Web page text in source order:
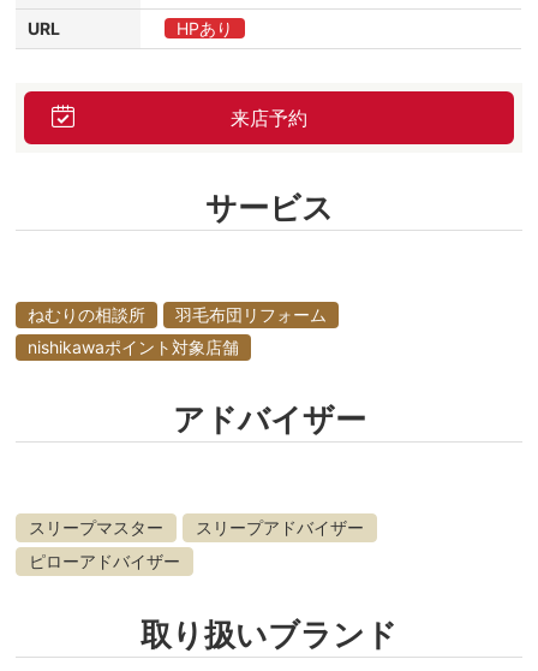
URL
HPあり
来店予約
サービス
ねむりの相談所
羽毛布団リフォーム
nishikawaポイント対象店舗
アドバイザー
スリープマスター
スリープアドバイザー
ピローアドバイザー
取り扱いブランド